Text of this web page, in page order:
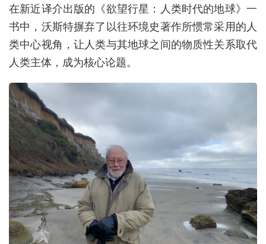
在新近译介出版的《欲望行星：人类时代的地球》一
书中，沃斯特摒弃了以往环境史著作所惯常采用的人
类中心视角 ，让人类与其地球之间的物质性关系取代
人类主体，成为核心论题。